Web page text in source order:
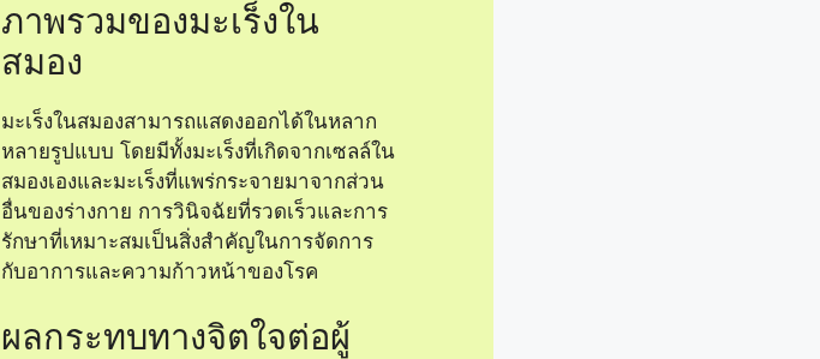
ภาพรวมของมะเร็งใน
สมอง
มะเร็งในสมองสามารถแสดงออกได้ในหลาก
หลายรูปแบบ โดยมีทั้งมะเร็งที่เกิดจากเซลล์ใน
สมองเองและมะเร็งที่แพร่กระจายมาจากส่วน
อื่นของร่างกาย การวินิจฉัยที่รวดเร็วและการ
รักษาที่เหมาะสมเป็นสิ่งสำคัญในการจัดการ
กับอาการและความก้าวหน้าของโรค
ผลกระทบทางจิตใจต่อผู้